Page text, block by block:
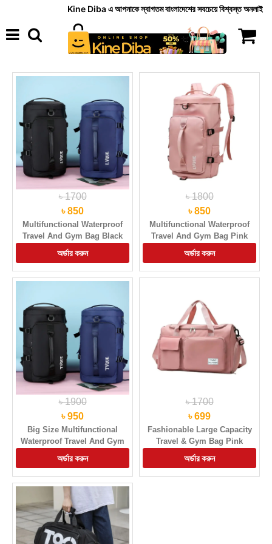
Kine Diba এ আপনাকে স্বাগতম বাংলাদেশের সবচেয়ে বিশ্বস্ত অনলাইন
৳ 1700
৳ 850
Multifunctional Waterproof
Travel And Gym Bag Black
৳ 1800
৳ 850
Multifunctional Waterproof
Travel And Gym Bag Pink
৳ 1900
৳ 950
Big Size Multifunctional
Waterproof Travel And Gym
Bag
৳ 1700
৳ 699
Fashionable Large Capacity
Travel & Gym Bag Pink